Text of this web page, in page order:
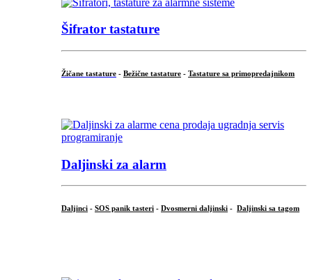
Šifrator tastature
Žičane tastature - Bežične tastature - Tastature sa primopredajnikom
Daljinski za alarm
Daljinci - SOS panik tasteri - Dvosmerni daljinski - Daljinski sa tagom